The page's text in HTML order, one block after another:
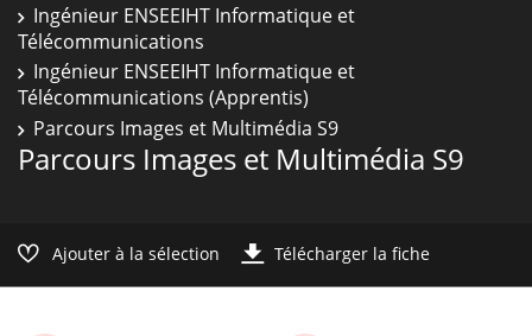
Ingénieur ENSEEIHT Informatique et
Télécommunications
Ingénieur ENSEEIHT Informatique et
Télécommunications (Apprentis)
Parcours Images et Multimédia S9
Parcours Images et Multimédia S9
Ajouter à la sélection Télécharger la fiche